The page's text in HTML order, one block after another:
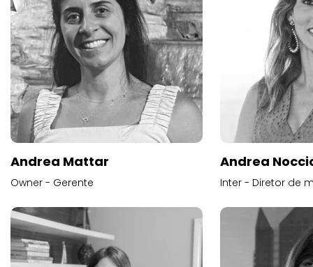
Andrea Mattar
Owner - Gerente
Andrea
Inter - Diretor de